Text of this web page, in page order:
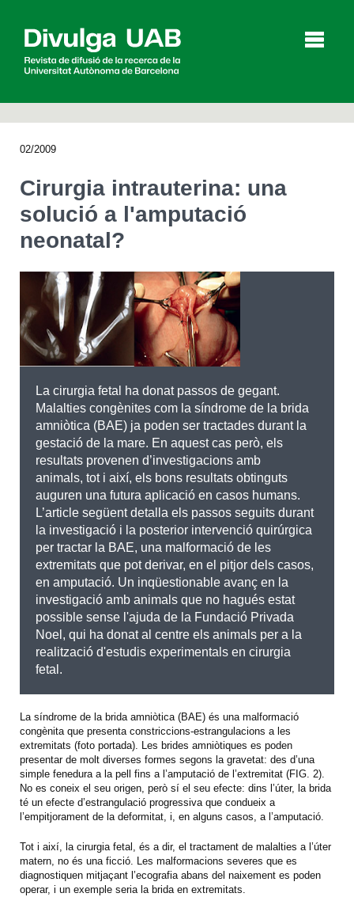
Agenda
English Español
CERCAR
02/2009
Cirurgia intrauterina: una
solució a l'amputació
neonatal?
La cirurgia fetal ha donat passos de gegant.
Malalties congènites com la síndrome de la brida
amniòtica (BAE) ja poden ser tractades durant la
gestació de la mare. En aquest cas però, els
resultats provenen d’investigacions amb
animals, tot i així, els bons resultats obtinguts
auguren una futura aplicació en casos humans.
L’article següent detalla els passos seguits durant
la investigació i la posterior intervenció quirúrgica
per tractar la BAE, una malformació de les
extremitats que pot derivar, en el pitjor dels casos,
en amputació. Un inqüestionable avanç en la
investigació amb animals que no hagués estat
possible sense l'ajuda de l a Fundació Privada
Noel, qui ha donat al centre els animals per a la
realització d'estudis experimentals en cirurgia
fetal.
La síndrome de la brida amniòtica (BAE) és una malformació
congènita que presenta constriccions-estrangulacions a les
extremitats (foto portada). Les brides amniòtiques es poden
presentar de molt diverses formes segons la gravetat: des d’una
simple fenedura a la pell fins a l’amputació de l’extremitat (FIG. 2).
No es coneix el seu origen, però sí el seu efecte: dins l’úter, la brida
té un efecte d’estrangulació progressiva que condueix a
l’empitjorament de la deformitat, i, en alguns casos, a l’amputació.
Tot i així, la cirurgia fetal, és a dir, el tractament de malalties a l’úter
matern, no és una ficció. Les malformacions severes que es
diagnostiquen mitjaçant l’ecografia abans del naixement es poden
operar, i un exemple seria la brida en extremitats.